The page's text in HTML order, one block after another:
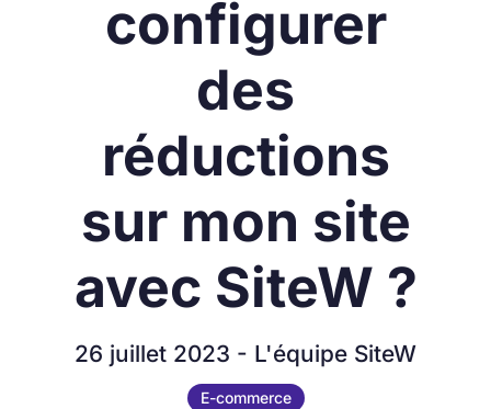
configurer
des
réductions
sur mon site
avec SiteW ?
26 juillet 2023 - L'équipe SiteW
E-commerce